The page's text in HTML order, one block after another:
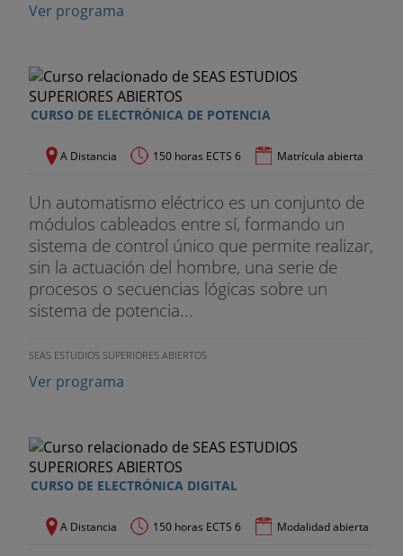
Ver programa
CURSO DE ELECTRÓNICA DE POTENCIA
A Distancia 150 horas ECTS 6 Matrícula abierta
Un automatismo eléctrico es un conjunto de
módulos cableados entre sí, formando un
sistema de control único que permite realizar,
sin la actuación del hombre, una serie de
procesos o secuencias lógicas sobre un
sistema de potencia...
SEAS ESTUDIOS SUPERIORES ABIERTOS
Ver programa
CURSO DE ELECTRÓNICA DIGITAL
A Distancia 150 horas ECTS 6 Modalidad abierta